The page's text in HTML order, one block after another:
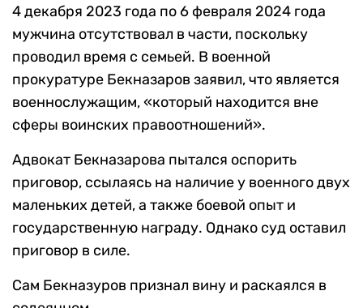
4 декабря 2023 года по 6 февраля 2024 года
мужчина отсутствовал в части, поскольку
проводил время с семьей. В военной
прокуратуре Бекназаров заявил, что является
военнослужащим, «который находится вне
сферы воинских правоотношений».
Адвокат Бекназарова пытался оспорить
приговор, ссылаясь на наличие у военного двух
маленьких детей, а также боевой опыт и
государственную награду. Однако суд оставил
приговор в силе.
Сам Бекназуров признал вину и раскаялся в